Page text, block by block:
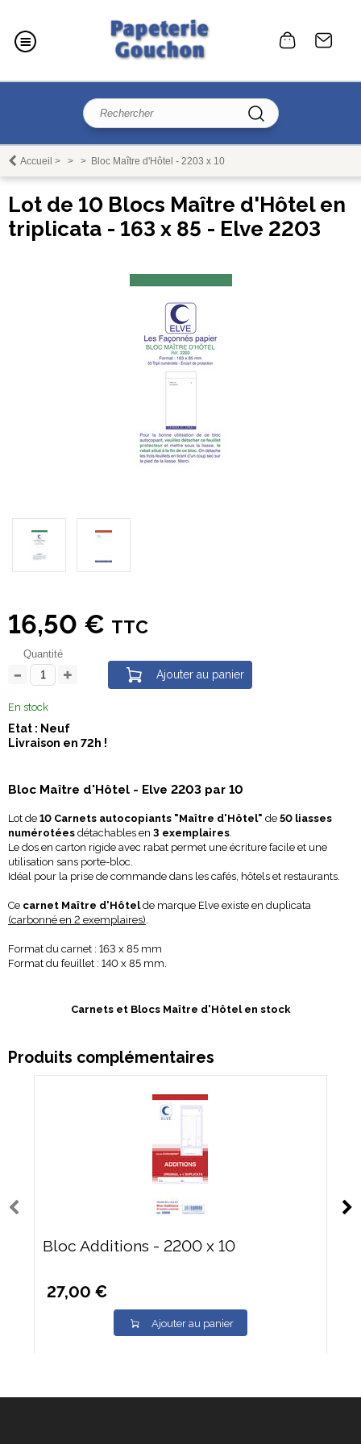
Accueil > > > Bloc Maître d'Hôtel - 2203 x 10
Lot de 10 Blocs Maître d'Hôtel en
triplicata - 163 x 85 - Elve 2203
16,50 € TTC
Quantité
Ajouter au panier
En stock
Etat : Neuf
Livraison en 72h !
Bloc Maître d'Hôtel - Elve 2203 par 10
Lot de 10 Carnets autocopiants "Maître d'Hôtel" de 50 liasses
numérotées détachables en 3 exemplaires.
Le dos en carton rigide avec rabat permet une écriture facile et une
utilisation sans porte-bloc.
Idéal pour la prise de commande dans les cafés, hôtels et restaurants.
Ce carnet Maître d'Hôtelde marque Elve existe en duplicata
(carbonné en 2 exemplaires).
Format du carnet : 163 x 85 mm
Format du feuillet : 140 x 85 mm.
Carnets et Blocs Maître d'Hôtel en stock
Produits complémentaires
Bloc Additions - 2200 x 10
27,00 €
Ajouter au panier